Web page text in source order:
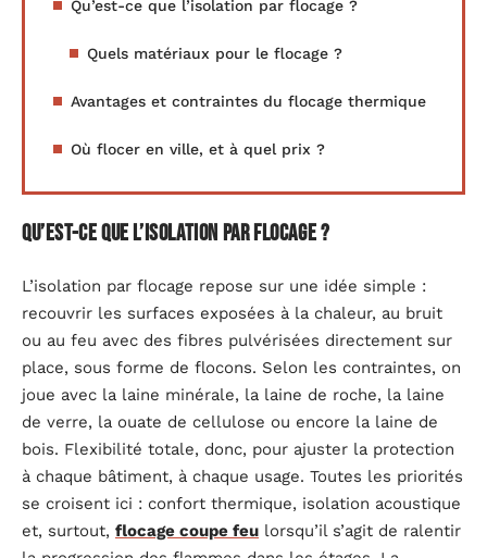
Qu’est-ce que l’isolation par flocage ?
Quels matériaux pour le flocage ?
Avantages et contraintes du flocage thermique
Où flocer en ville, et à quel prix ?
Qu’est-ce que l’isolation par flocage ?
L’isolation par flocage repose sur une idée simple :
recouvrir les surfaces exposées à la chaleur, au bruit
ou au feu avec des fibres pulvérisées directement sur
place, sous forme de flocons. Selon les contraintes, on
joue avec la laine minérale, la laine de roche, la laine
de verre, la ouate de cellulose ou encore la laine de
bois. Flexibilité totale, donc, pour ajuster la protection
à chaque bâtiment, à chaque usage. Toutes les priorités
se croisent ici : confort thermique, isolation acoustique
et, surtout, flocage coupe feu lorsqu’il s’agit de ralentir